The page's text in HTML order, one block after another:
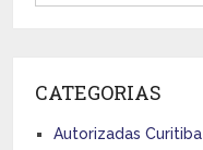
CATEGORIAS
Autorizadas Curitiba